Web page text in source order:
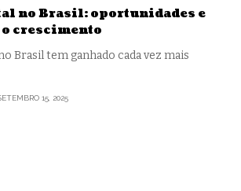
no Brasil: oportunidades e
crescimento
Brasil tem ganhado cada vez mais
15, 2025